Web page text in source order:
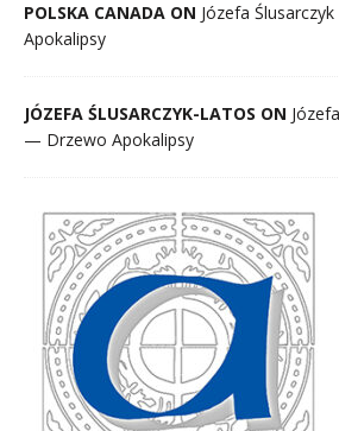
POLSKA CANADA ON Józefa
Apokalipsy
JÓZEFA ŚLUSARCZYK-LATOS ON
— Drzewo Apokalipsy